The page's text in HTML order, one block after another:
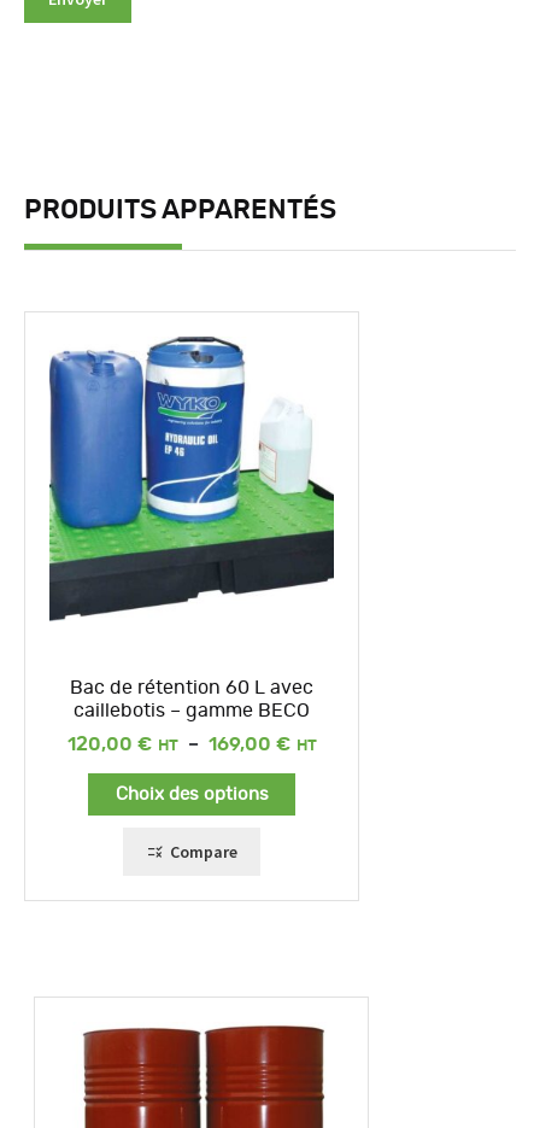
PRODUITS APPARENTÉS
Bac de rétention 60 L avec
caillebotis – gamme BECO
120,00 € – 169,00 €
Plage
Choix des options
Compare